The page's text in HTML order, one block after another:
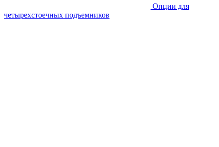
Опции для
четырехстоечных подъемников